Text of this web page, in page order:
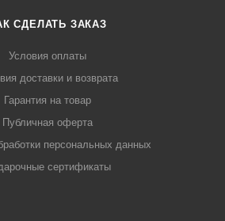
СДЕЛАТЬ ЗАКАЗ
Условия оплаты
доставки и возврата
Гарантия на товар
Публичная оферта
персональных данных
сертификаты